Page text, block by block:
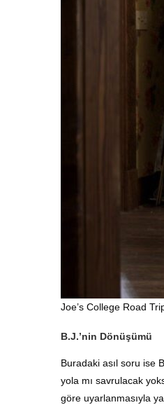
Joe’s College Road
B.J.’nin Dönüşümü
Buradaki asıl soru ise
yola mı savrulacak
göre uyarlanmasıyla